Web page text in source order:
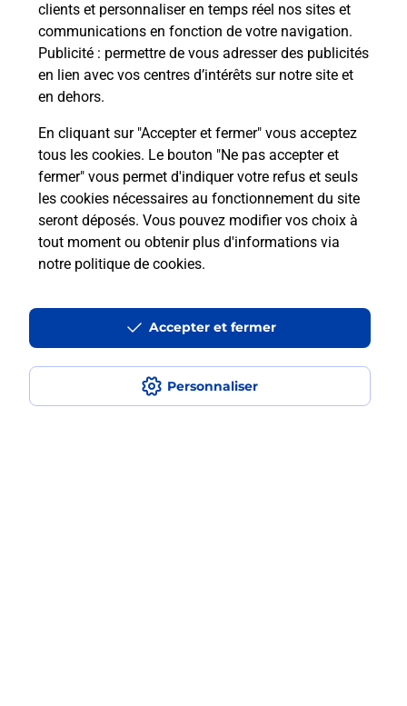
clients et personnaliser en temps réel nos sites et
communications en fonction de votre navigation.
Publicité : permettre de vous adresser des publicités
en lien avec vos centres d’intérêts sur notre site et
en dehors.
En cliquant sur "Accepter et fermer" vous acceptez
tous les cookies. Le bouton "Ne pas accepter et
fermer" vous permet d'indiquer votre refus et seuls
les cookies nécessaires au fonctionnement du site
seront déposés. Vous pouvez modifier vos choix à
tout moment ou obtenir plus d'informations via
notre politique de cookies.
Personnaliser
Accepter et fermer
Quel réseau utilise La Poste Mobile ?
Est-ce que je peux garder mon
numéro de mobile gratuitement ?
Est-ce que je peux bénéficier de la 5G
avec La Poste Mobile ?
Est-ce que je peux utiliser mon forfait
à l’étranger avec La Poste Mobile ?
smartphone Samsung en plusieurs
fois avec La Poste Mobile ?
Est-ce que je peux assurer mon
smartphone Samsung ?